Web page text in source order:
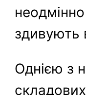
здивують
Однією з